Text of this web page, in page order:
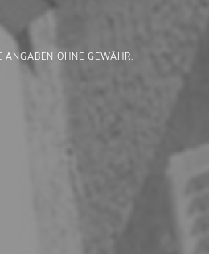
OHNE GEWÄHR.